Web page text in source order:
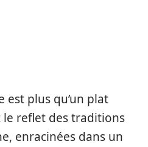
est plus qu’un plat
reflet des traditions
enracinées dans un